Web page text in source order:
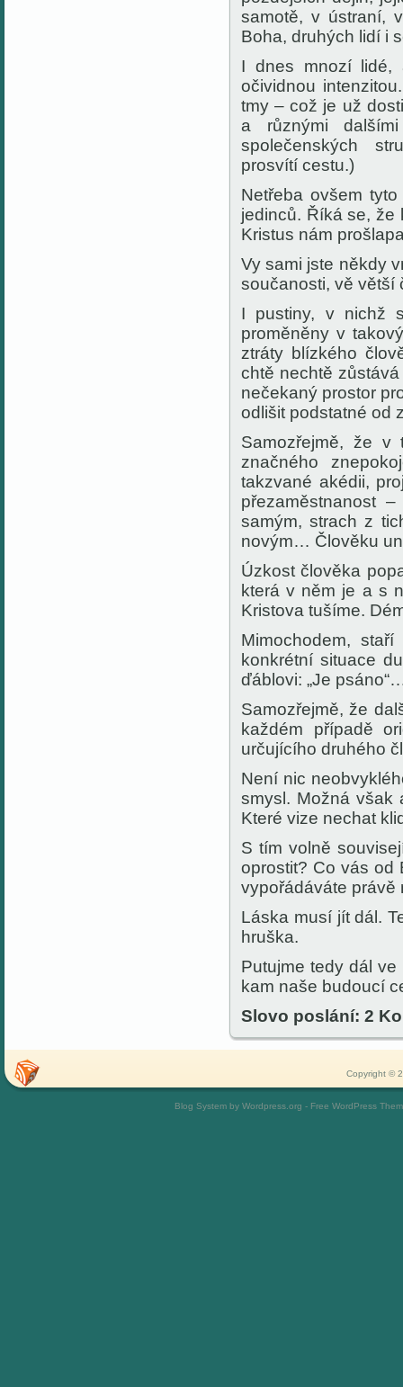
samotě, v ústraní,
Boha, druhých lidí i
I dnes mnozí
očividnou
tmy – což je už
a různými
společenských
prosvítí cestu.)
Netřeba ovšem
jedinců. Říká se, že
Kristus nám
Vy sami jste někdy
součanosti, vě větší
I pustiny, v nichž
proměněny v
ztráty blízkého
chtě nechtě
nečekaný prostor
odlišit podstatné od
Samozřejmě, že v
značného
takzvané akédii,
přezaměstnanost
samým, strach z
novým… Člověku
Úzkost člověka
která v něm je a s
Kristova tušíme.
Mimochodem,
konkrétní situace
ďáblovi: „Je
Samozřejmě, že
každém případě
určujícího druhého
Není nic
smysl. Možná však
Které vize nechat
S tím volně
oprostit? Co vás od
vypořádáváte právě
Láska musí jít dál.
hruška.
Putujme tedy dál
kam naše budoucí
Slovo poslání: 2
Copyright ©
Blog System by Wordpress.org - Free WordPress